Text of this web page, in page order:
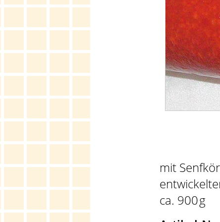
mit
ca. 900g